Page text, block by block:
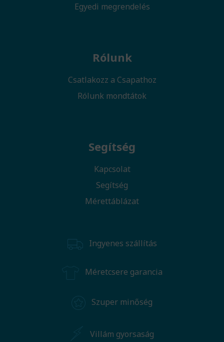
Egyedi megrendelés
Rólunk
Csatlakozz a Csapathoz
Rólunk mondtátok
Segítség
Kapcsolat
Segítség
Mérettáblázat
Ingyenes szállítás
Méretcsere garancia
Szuper minőség
Villám gyorsaság